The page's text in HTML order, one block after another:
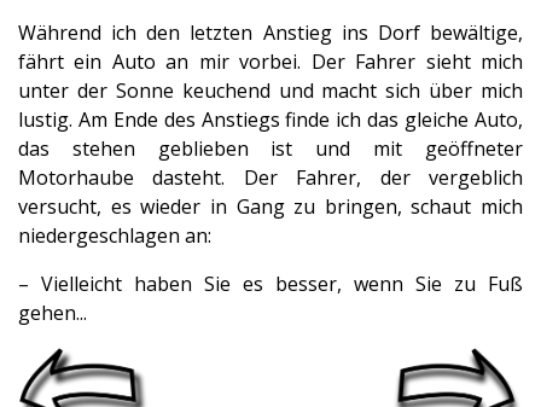
Während ich den letzten Anstieg ins Dorf bewältige,
fährt ein Auto an mir vorbei. Der Fahrer sieht mich
unter der Sonne keuchend und macht sich über mich
lustig. Am Ende des Anstiegs finde ich das gleiche Auto,
das stehen geblieben ist und mit geöffneter
Motorhaube dasteht. Der Fahrer, der vergeblich
versucht, es wieder in Gang zu bringen, schaut mich
niedergeschlagen an:
– Vielleicht haben Sie es besser, wenn Sie zu Fuß
gehen...